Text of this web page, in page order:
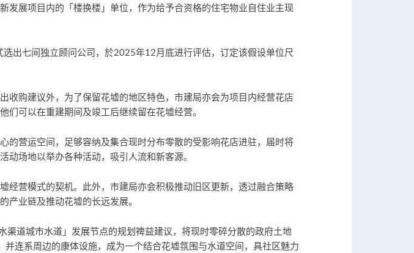
发展项目内的「楼换楼」单位，作为给予合资格的住宅物业自住业主现
出七间独立顾问公司，於2025年12月底进行评估，订定该假设单位尺
收购建议外，为了保留花墟的地区特色，市建局亦会为项目内经营花店
可以在重建期间及竣工后继续留在花墟经营。
的营运空间，足够容纳及集合现时分布零散的受影响花店进驻，届时将
场地以举办各种活动，吸引人流和新客源。
经营模式的契机。此外，市建局亦会积极推动旧区更新，透过融合策略
产业链及推动花墟的长远发展。
道城市水道」发展节点的规划禆益建议，将现时零碎分散的政府土地
连系周边的康体设施，成为一个结合花墟氛围与水道空间，具社区魅力